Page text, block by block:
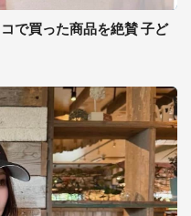
で買った商品を絶賛 子ど